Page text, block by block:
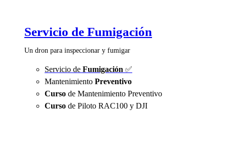
Servicio de Fumigación
Un dron para inspeccionar y fumigar
Servicio de Fumigación ✅
Mantenimiento Preventivo
Curso de Mantenimiento Preventivo
Curso de Piloto RAC100 y DJI